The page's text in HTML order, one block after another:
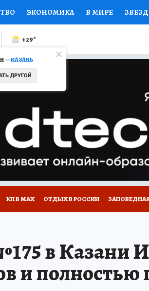
ЭКОНОМИКА В МИРЕ
НАЦИОНАЛЬНЫЕ
МИР Я ЗНАЮ СЕМЬЯ ЖЕНСКИЕ
СЕРИАЛЫ
КОНКУРСЫ
—КАЗАНЬ
ДРУГОЙ
+29°
КП В МАХ ОТДЫХ В РОССИИ
в Казани
и